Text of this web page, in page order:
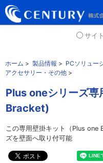
サイ
ホーム > 製品情報 > PCソリュー
アクセサリー・その他 >
Plus oneシリーズ
Bracket)
この専用壁掛キット（Plus one
ズを壁面へ取り付可能